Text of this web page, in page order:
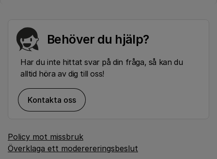
Behöver du hjälp?
Har du inte hittat svar på din fråga, så kan du
alltid höra av dig till oss!
Kontakta oss
Policy mot missbruk
Överklaga ett moderereringsbeslut